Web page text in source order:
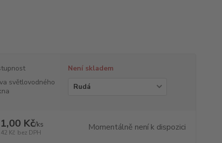
Není skladem
světlovodného
Kč/ks
Kč bez DPH Momentálně není k dispozici